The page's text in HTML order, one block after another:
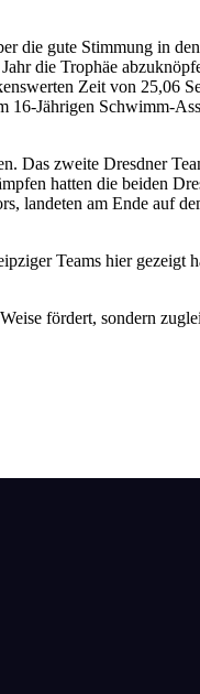
die gute Stimmung in
die Trophäe
Zeit von 25,06
16-Jährigen Schwimm-
Das zweite Dresdner
hatten die beiden
landeten am Ende auf
Teams hier gezeigt
fördert, sondern